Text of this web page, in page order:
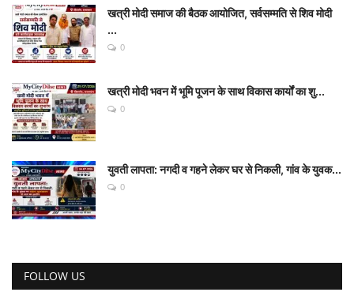
खत्री मोदी समाज की बैठक आयोजित, सर्वसम्मति से शिव मोदी
...
0
खत्री मोदी भवन में भूमि पूजन के साथ विकास कार्यों का शु...
0
युवती लापता: नगदी व गहने लेकर घर से निकली, गांव के युवक...
0
FOLLOW US